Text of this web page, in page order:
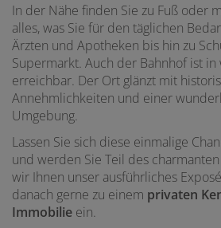
In der Nähe finden Sie zu Fuß oder
alles, was Sie für den täglichen
Ärzten und Apotheken bis hin zu
Supermarkt. Auch der Bahnhof ist
erreichbar. Der Ort glänzt mit
Annehmlichkeiten und einer
Umgebung.
Lassen Sie sich diese einmalige
und werden Sie Teil des
wir Ihnen unser ausführliches
danach gerne zu einem privaten
Immobilie ein.